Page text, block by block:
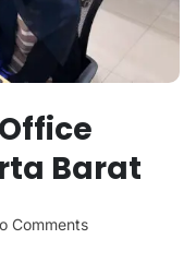
Barat
Comments